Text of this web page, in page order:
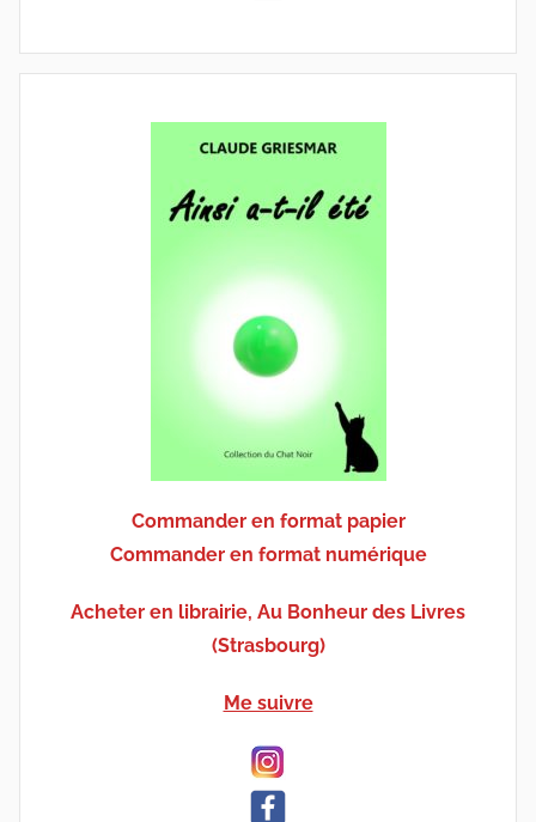
Commander en format papier
Commander en format numérique
Acheter en librairie, Au Bonheur des Livres
(Strasbourg)
Me suivre